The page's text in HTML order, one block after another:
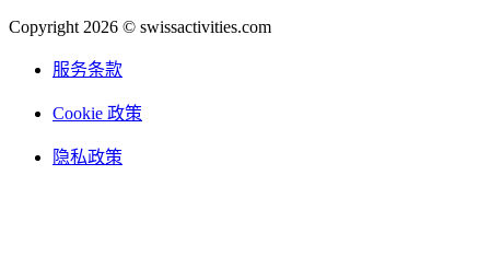
Copyright 2026 © swissactivities.com
服务条款
Cookie 政策
隐私政策